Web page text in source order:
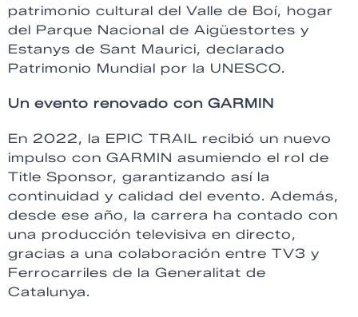
patrimonio cultural del Valle de Boí, hogar
del Parque Nacional de Aigüestortes y
Estanys de Sant Maurici, declarado
Patrimonio Mundial por la UNESCO.
Un evento renovado con GARMIN
En 2022, la EPIC TRAIL recibió un nuevo
impulso con GARMIN asumiendo el rol de
Title Sponsor, garantizando así la
continuidad y calidad del evento. Además,
desde ese año, la carrera ha contado con
una producción televisiva en directo,
gracias a una colaboración entre TV3 y
Ferrocarriles de la Generalitat de
Catalunya.